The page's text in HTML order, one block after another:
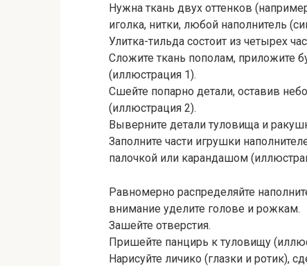
Нужна ткань двух оттенков
иголка, нитки, любой наполнитель
Улитка-тильда состоит из четырех
Сложите ткань пополам, приложите
(иллюстрация 1).
Сшейте попарно детали, оставив
(иллюстрация 2).
Выверните детали туловища и
Заполните части игрушки
палочкой или карандашом
Равномерно распределяйте
внимание уделите голове и рожкам.
Зашейте отверстия.
Пришейте панцирь к туловищу
Нарисуйте личико (глазки и ротик),